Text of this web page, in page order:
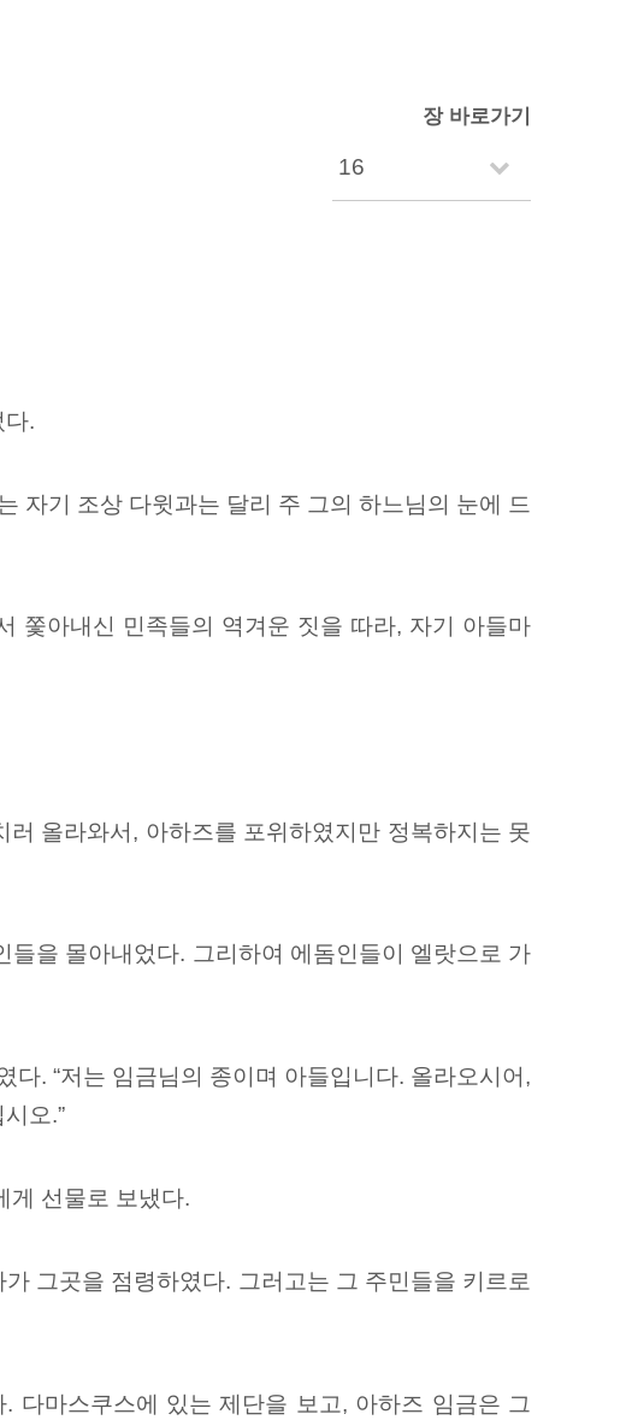
장 바로가기
다.
자기 조상 다윗과는 달리 주 그의 하느님의 눈에 드
쫓아내신 민족들의 역겨운 짓을 따라, 자기 아들마
올라와서, 아하즈를 포위하였지만 정복하지는 못
을 몰아내었다. 그리하여 에돔인들이
엘랏으로 가
. “저는 임금님의 종이며 아들입니다. 올라오시어,
오.”
게 선물로 보냈다.
그곳을 점령하였다. 그러고는 그 주민들을 키르로
다마스쿠스에 있는 제단을 보고, 아하즈 임금은 그